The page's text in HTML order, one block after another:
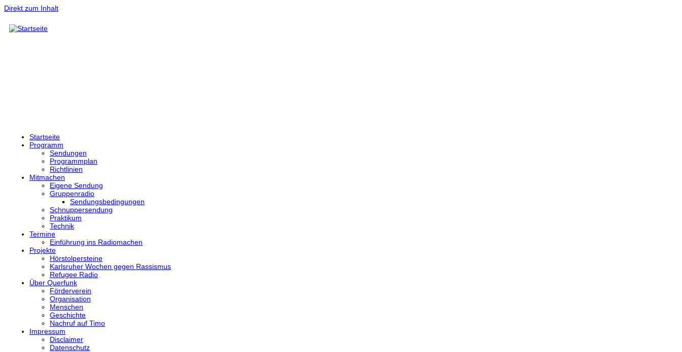
Direkt zum Inhalt
Startseite
Programm
Sendungen
Programmplan
Richtlinien
Mitmachen
Eigene Sendung
Gruppenradio
Sendungsbedingungen
Schnuppersendung
Praktikum
Technik
Termine
Einführung ins Radiomachen
Projekte
Hörstolpersteine
Karlsruher Wochen gegen Rassismus
Refugee Radio
Über Querfunk
Förderverein
Organisation
Menschen
Geschichte
Nachruf auf Timo
Impressum
Disclaimer
Datenschutz